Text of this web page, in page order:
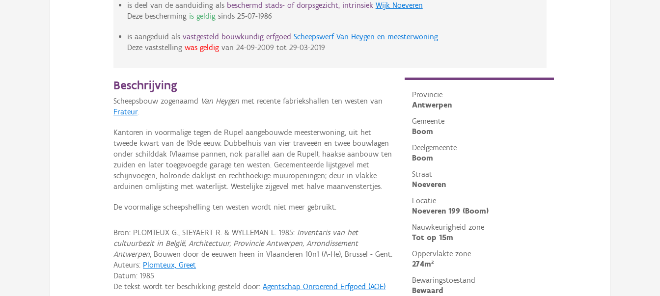
is deel van de aanduiding als beschermd stads- of dorpsgezicht, intrinsiek Wijk Noeveren
Deze bescherming is geldigsinds 25-07-1986
is aangeduid als vastgesteld bouwkundig erfgoed Scheepswerf Van Heygen en meesterwoning
Deze vaststelling was geldigvan 24-09-2009 tot 29-03-2019
Provincie
Antwerpen
Gemeente
Boom
Deelgemeente
Boom
Straat
Noeveren
Locatie
Noeveren 199 (Boom)
Nauwkeurigheid zone
Tot op 15m
Oppervlakte zone
274m²
Bewaringstoestand
Bewaard
Beschrijving
Scheepsbouw zogenaamd Van Heygen met recente fabriekshallen ten westen van
Frateur.
Kantoren in voormalige tegen de Rupel aangebouwde meesterwoning, uit het
tweede kwart van de 19de eeuw. Dubbelhuis van vier traveeën en twee bouwlagen
onder schilddak (Vlaamse pannen, nok parallel aan de Rupel); haakse aanbouw ten
zuiden en later toegevoegde garage ten westen. Gecementeerde lijstgevel met
schijnvoegen, holronde daklijst en rechthoekige muuropeningen; deur in vlakke
arduinen omlijsting met waterlijst. Westelijke zijgevel met halve maanvenstertjes.
De voormalige scheepshelling ten westen wordt niet meer gebruikt.
Bron: PLOMTEUX G., STEYAERT R. & WYLLEMAN L. 1985: Inventaris van het
cultuurbezit in België, Architectuur, Provincie Antwerpen, Arrondissement
Antwerpen, Bouwen door de eeuwen heen in Vlaanderen 10n1 (A-He), Brussel - Gent.
Auteurs: Plomteux, Greet
Datum:1985
De tekst wordt ter beschikking gesteld door:Agentschap Onroerend Erfgoed (AOE)